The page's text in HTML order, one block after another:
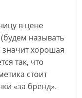
в цене
называть
значит хорошая
так, что
стоит
«за бренд».